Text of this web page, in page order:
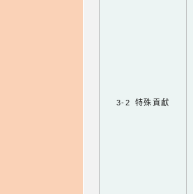
3-2 特殊貢獻